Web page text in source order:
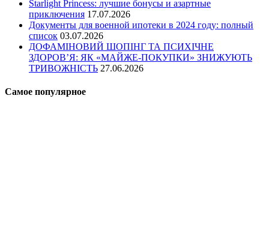
Starlight Princess: лучшие бонусы и азартные
приключения 17.07.2026
Документы для военной ипотеки в 2024 году: полный
список 03.07.2026
ДОФАМІНОВИЙ ШОПІНГ ТА ПСИХІЧНЕ
ЗДОРОВ’Я: ЯК «МАЙЖЕ-ПОКУПКИ» ЗНИЖУЮТЬ
ТРИВОЖНІСТЬ 27.06.2026
Самое популярное